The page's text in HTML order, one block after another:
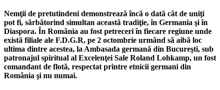
Nemţii de pretutindeni demonstrează încă o dată cât de uniţi
pot fi, sărbătorind simultan această tradiţie, în Germania şi în
Diaspora. În România au fost petreceri în fiecare regiune unde
există filiale ale F.D.G.R, pe 2 octombrie urmând să aibă loc
ultima dintre acestea, la Ambasada germană din Bucureşti, sub
patronajul spiritual al Excelenţei Sale Roland Lohkamp, un fost
comandant de flotă, respectat printre etnicii germani din
România şi nu numai.